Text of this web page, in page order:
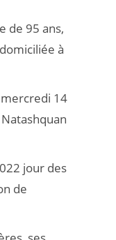
de 95 ans,
à
14
jour des
de